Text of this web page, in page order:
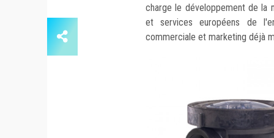
charge le développement de la
et services européens de
commerciale et marketing déjà